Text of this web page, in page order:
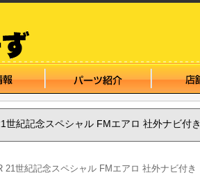
紀記念スペシャル FMエアロ 社外ナビ付き
世紀記念スペシャル FMエアロ 社外ナビ付き